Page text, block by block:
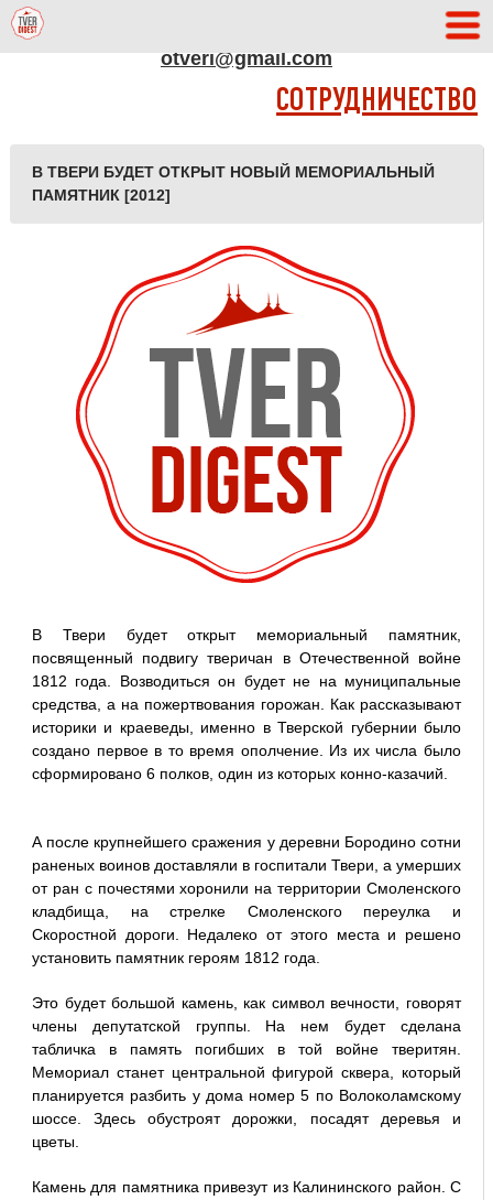
otveri@gmail.com
СОТРУДНИЧЕСТВО
В ТВЕРИ БУДЕТ ОТКРЫТ НОВЫЙ МЕМОРИАЛЬНЫЙ
ПАМЯТНИК [2012]
В Твери будет открыт мемориальный памятник,
посвященный подвигу тверичан в Отечественной войне
1812 года. Возводиться он будет не на муниципальные
средства, а на пожертвования горожан. Как рассказывают
историки и краеведы, именно в Тверской губернии было
создано первое в то время ополчение. Из их числа было
сформировано 6 полков, один из которых конно-казачий.
А после крупнейшего сражения у деревни Бородино сотни
раненых воинов доставляли в госпитали Твери, а умерших
от ран с почестями хоронили на территории Смоленского
кладбища, на стрелке Смоленского переулка и
Скоростной дороги. Недалеко от этого места и решено
установить памятник героям 1812 года.
Это будет большой камень, как символ вечности, говорят
члены депутатской группы. На нем будет сделана
табличка в память погибших в той войне тверитян.
Мемориал станет центральной фигурой сквера, который
планируется разбить у дома номер 5 по Волоколамскому
шоссе. Здесь обустроят дорожки, посадят деревья и
цветы.
Камень для памятника привезут из Калининского район. С